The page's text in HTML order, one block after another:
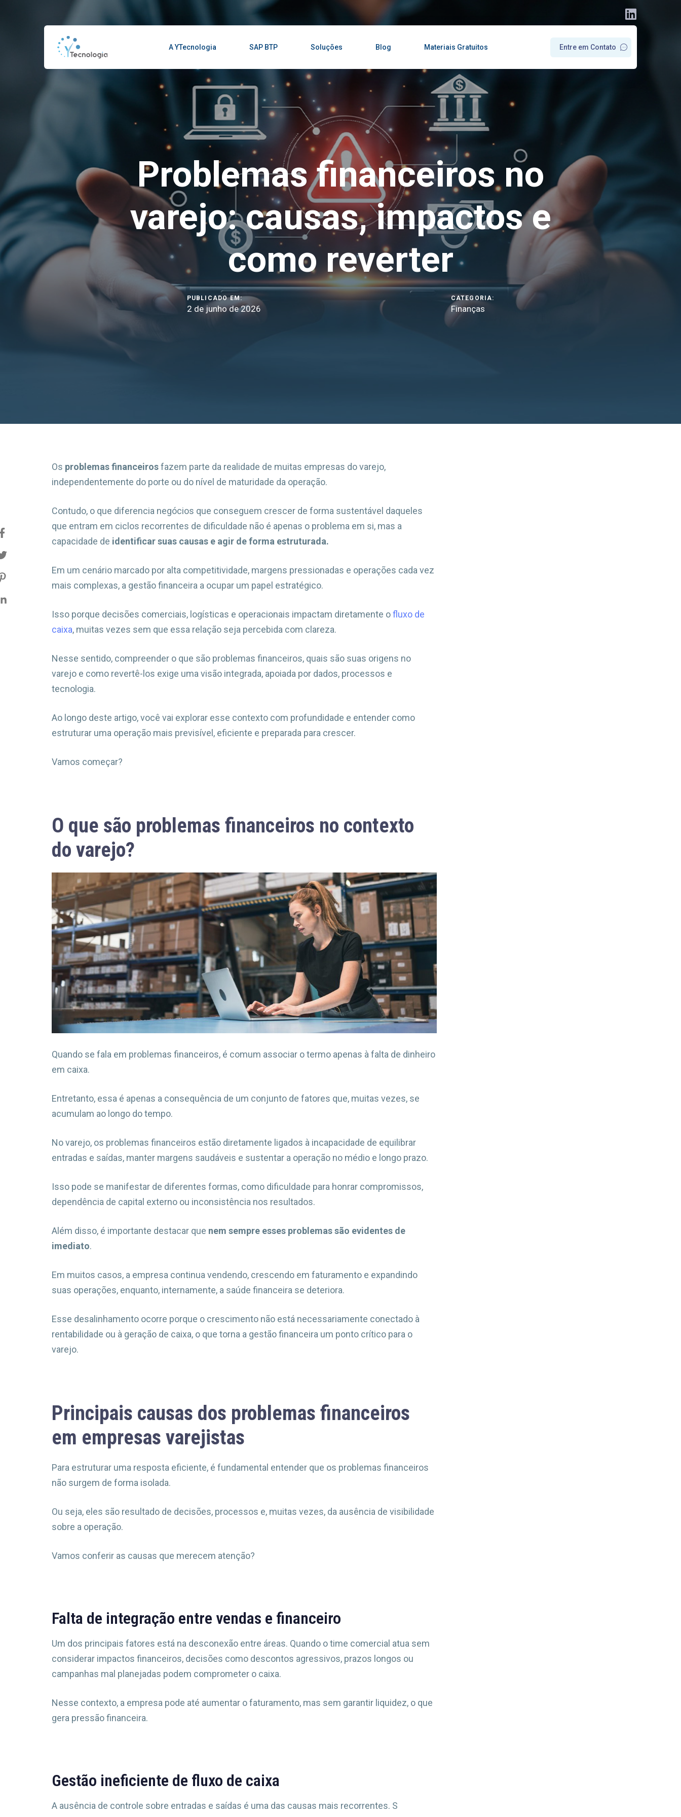
A YTecnologia SAP BTP Soluções Blog Materiais Gratuitos Entre em Contato
Problemas financeiros no
varejo: causas, impactos e
como reverter
PUBLICADO EM:
2 de junho de 2026
CATEGORIA:
Finanças
Os problemas financeirosfazem parte da realidade de muitas empresas do varejo,
independentemente do porte ou do nível de maturidade da operação.
Contudo, o que diferencia negócios que conseguem crescer de forma sustentável daqueles
que entram em ciclos recorrentes de dificuldade não é apenas o problema em si, mas a
capacidade de identificar suas causas e agir de forma estruturada.
Em um cenário marcado por alta competitividade, margens pressionadas e operações cada vez
mais complexas, a gestão financeira a ocupar um papel estratégico.
Isso porque decisões comerciais, logísticas e operacionais impactam diretamente ofluxo de
caixa, muitas vezes sem que essa relação seja percebida com clareza.
Nesse sentido, compreender o que são problemas financeiros, quais são suas origens no
varejo e como revertê-los exige uma visão integrada, apoiada por dados, processos e
tecnologia.
Ao longo deste artigo, você vai explorar esse contexto com profundidade e entender como
estruturar uma operação mais previsível, eficiente e preparada para crescer.
Vamos começar?
O que são problemas financeiros no contexto
do varejo?
Quando se fala em problemas financeiros, é comum associar o termo apenas à falta de dinheiro
em caixa.
Entretanto, essa é apenas a consequência de um conjunto de fatores que, muitas vezes, se
acumulam ao longo do tempo.
No varejo, os problemas financeiros estão diretamente ligados à incapacidade de equilibrar
entradas e saídas, manter margens saudáveis e sustentar a operação no médio e longo prazo.
Isso pode se manifestar de diferentes formas, como dificuldade para honrar compromissos,
dependência de capital externo ou inconsistência nos resultados.
Além disso, é importante destacar que nem sempre esses problemas são evidentes de
imediato.
Em muitos casos, a empresa continua vendendo, crescendo em faturamento e expandindo
suas operações, enquanto, internamente, a saúde financeira se deteriora.
Esse desalinhamento ocorre porque o crescimento não está necessariamente conectado à
rentabilidade ou à geração de caixa, o que torna a gestão financeira um ponto crítico para o
varejo.
Principais causas dos problemas financeiros
em empresas varejistas
Para estruturar uma resposta eficiente, é fundamental entender que os problemas financeiros
não surgem de forma isolada.
Ou seja, eles são resultado de decisões, processos e, muitas vezes, da ausência de visibilidade
sobre a operação.
Vamos conferir as causas que merecem atenção?
Falta de integração entre vendas e financeiro
Um dos principais fatores está na desconexão entre áreas. Quando o time comercial atua sem
considerar impactos financeiros, decisões como descontos agressivos, prazos longos ou
campanhas mal planejadas podem comprometer o caixa.
Nesse contexto, a empresa pode até aumentar o faturamento, mas sem garantir liquidez, o que
gera pressão financeira.
Gestão ineficiente de fluxo de caixa
A ausência de controle sobre entradas e saídas é uma das causas mais recorrentes. S